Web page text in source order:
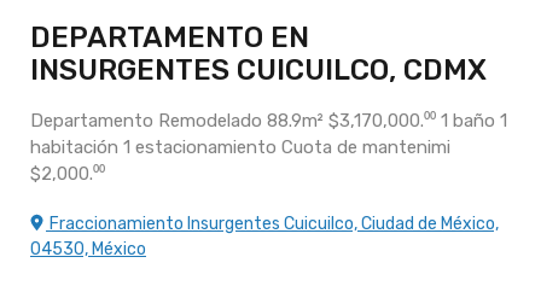
DEPARTAMENTO EN
INSURGENTES CUICUILCO, CDMX
Departamento Remodelado 88.9m² $3,170,000.⁰⁰ 1 baño 1
habitación 1 estacionamiento Cuota de mantenimi
$2,000.⁰⁰
Fraccionamiento Insurgentes Cuicuilco, Ciudad de México,
04530, México